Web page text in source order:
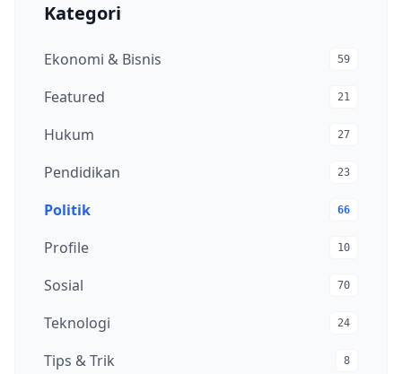
Kategori
Ekonomi & Bisnis 59
Featured 21
Hukum 27
Pendidikan 23
Politik 66
Profile 10
Sosial 70
Teknologi 24
Tips & Trik 8